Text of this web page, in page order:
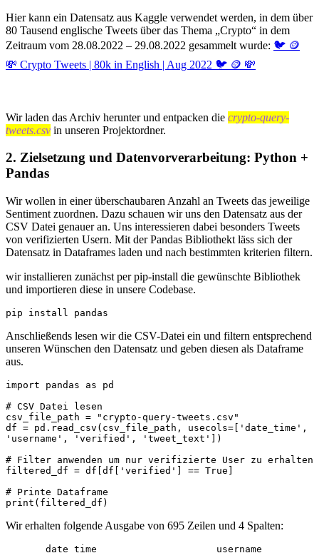
Hier kann ein Datensatz aus Kaggle verwendet werden, in dem über
80 Tausend englische Tweets über das Thema „Crypto“ in dem
Zeitraum vom 28.08.2022 – 29.08.2022 gesammelt wurde: 🐦 🪙
💸 Crypto Tweets | 80k in English | Aug 2022 🐦 🪙 💸
Wir laden das Archiv herunter und entpacken die crypto-query-
tweets.csv in unseren Projektordner.
2. Zielsetzung und Datenvorverarbeitung: Python +
Pandas
Wir wollen in einer überschaubaren Anzahl an Tweets das jeweilige
Sentiment zuordnen. Dazu schauen wir uns den Datensatz aus der
CSV Datei genauer an. Uns interessieren dabei besonders Tweets
von verifizierten Usern. Mit der Pandas Bibliothekt läss sich der
Datensatz in Dataframes laden und nach bestimmten kriterien filtern.
wir installieren zunächst per pip-install die gewünschte Bibliothek
und importieren diese in unsere Codebase.
pip install pandas
Anschließends lesen wir die CSV-Datei ein und filtern entsprechend
unseren Wünschen den Datensatz und geben diesen als Dataframe
aus.
import pandas as pd
# CSV Datei lesen
csv_file_path = "crypto-query-tweets.csv"
df = pd.read_csv(csv_file_path, usecols=['date_time',
'username', 'verified', 'tweet_text'])
# Filter anwenden um nur verifizierte User zu erhalten
filtered_df = df[df['verified'] == True]
# Printe Dataframe
print(filtered_df)
Wir erhalten folgende Ausgabe von 695 Zeilen und 4 Spalten: